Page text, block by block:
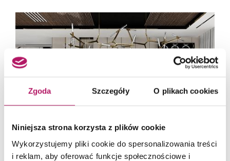
Zgoda Szczegóły O plikach cookies
Niniejsza strona korzysta z plików cookie
Wykorzystujemy pliki cookie do spersonalizowania treści
i reklam, aby oferować funkcje społecznościowe i